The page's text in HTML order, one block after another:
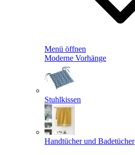
Menü öffnen
Moderne Vorhänge
Stuhlkissen
Handtücher und Badetücher